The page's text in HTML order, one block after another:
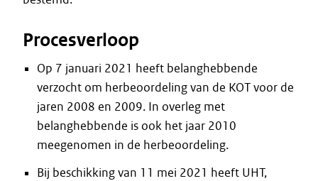
Procesverloop
Op 7 januari 2021 heeft belanghebbende
verzocht om herbeoordeling van de KOT voor de
jaren 2008 en 2009. In overleg met
belanghebbende is ook het jaar 2010
meegenomen in de herbeoordeling.
Bij beschikking van 11 mei 2021 heeft UHT,